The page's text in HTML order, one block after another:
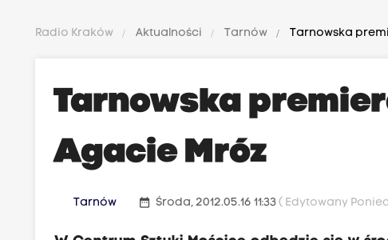
Radio Kraków Aktualności Tarnów Tarnowska
Tarnowska
Agacie Mróz
Tarnów date_range Środa, 2012.05.16 11:33( Edytowany